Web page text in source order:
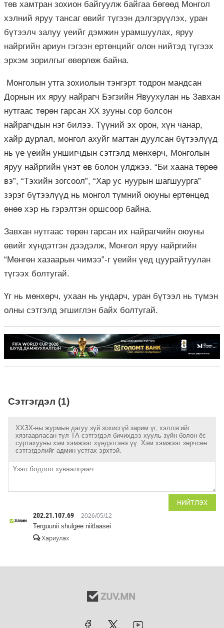
төв хамтран зохион байгуулж байгаа бөгөөд Монгол
хэлний яруу тансаг өвийг түгээн дэлгэрүүлэх, уран
бүтээлч залуу үеийг дэмжин урамшуулах, яруу
найргийн ариун гэгээн ертөнцийг олон нийтэд түгээх
эрхэм зорилгыг өвөрлөж байна.
Монголын утга зохиолын тэнгэрт тодрон мандсан
Дорнын их яруу найрагч Бэгзийн Явуухулан нь Завхан
нутгаас төрөн гарсан XX зууны сор болсон
найрагчдын нэг билээ. Түүний эх орон, хүн чанар,
хайр дурлал, монгол ахуйг магтан дуулсан бүтээлүүд
нь үе үеийн уншигчдын сэтгэлд мөнхөрч, Монголын
яруу найргийн үнэт өв болон үлджээ. “Би хаана төрөө
вэ”, “Тэхийн зогсоол”, “Хар ус нуурын шагшуурга”
зэрэг бүтээлүүд нь монгол түмний оюуны ертөнцөд
өнөө хэр нь гэрэлтэн оршсоор байна.
Завхан нутгаас төрөн гарсан их найрагчийн оюуны
өвийг хүндэтгэн дээдэлж, Монгол яруу найргийн
“Мөнгөн хазаарын чимээ”-г үеийн үед цуурайтуулан
түгээх болтугай.
Үг нь мөнхөрч, ухаан нь ундарч, уран бүтээл нь түмэн
олны сэтгэлд эгшиглэн байх болтугай.
Сэтгэгдэл (1)
ХХЗХ-ны журмын дагуу зүй зохисгүй зарим үг, хэллэгийг
хязгаарласан тул ТА сэтгэгдэл бичихдээ хууль зүйн болон ёс
суртахууны хэм хэмжээг хүндэтгэнэ үү. Хэм хэмжээг зөрчсөн
сэтгэгдэлийг админ устгах эрхтэй.
НИЙТЛЭХ
202.21.107.69 2026/05/12
Terguunii shulgee niitlaasei
Хариулах